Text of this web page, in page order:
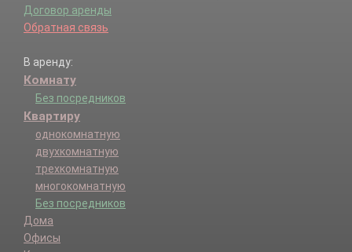
Договор аренды
Обратная связь
В аренду:
Комнату
Без посредников
Квартиру
однокомнатную
двухкомнатную
трехкомнатную
многокомнатную
Без посредников
Дома
Офисы